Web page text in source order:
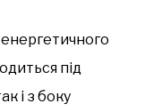
під
і з боку